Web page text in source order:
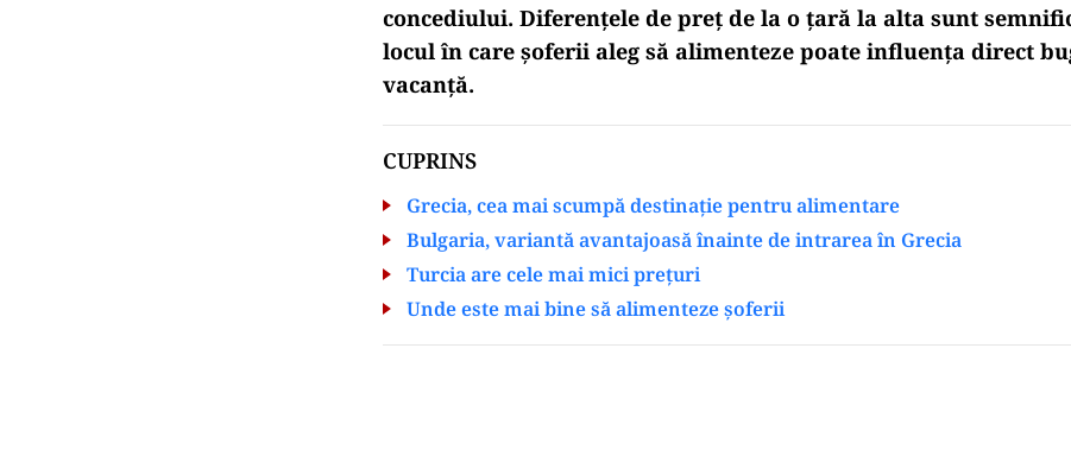
concediului. Diferențele de preț de la o țară la alta sunt
locul în care șoferii aleg să alimenteze poate influența direct
vacanță.
CUPRINS
Grecia, cea mai scumpă destinație pentru alimentare
Bulgaria, variantă avantajoasă înainte de intrarea în Grecia
Turcia are cele mai mici prețuri
Unde este mai bine să alimenteze șoferii